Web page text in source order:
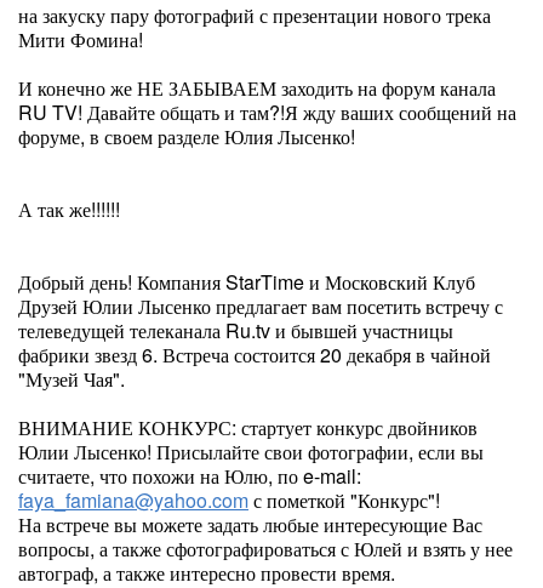
на закуску пару фотографий с презентации нового трека
Мити Фомина!
И конечно же НЕ ЗАБЫВАЕМ заходить на форум канала
RU TV! Давайте общать и там?!Я жду ваших сообщений на
форуме, в своем разделе Юлия Лысенко!
А так же!!!!!!
Добрый день! Компания StarTime и Московский Клуб
Друзей Юлии Лысенко предлагает вам посетить встречу с
телеведущей телеканала Ru.tv и бывшей участницы
фабрики звезд 6. Встреча состоится 20 декабря в чайной
"Музей Чая".
ВНИМАНИЕ КОНКУРС: стартует конкурс двойников
Юлии Лысенко! Присылайте свои фотографии, если вы
считаете, что похожи на Юлю, по e-mail:
faya_famiana@yahoo.comс пометкой "Конкурс"!
На встрече вы можете задать любые интересующие Вас
вопросы, а также сфотографироваться с Юлей и взять у нее
автограф, а также интересно провести время.